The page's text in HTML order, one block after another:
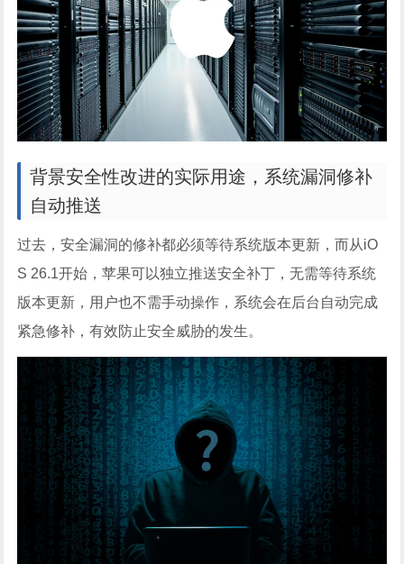
背景安全性改进的实际用途，系统漏洞修补
自动推送
过去，安全漏洞的修补都必须等待系统版本更新，而从iO
S 26.1开始，苹果可以独立推送安全补丁，无需等待系统
版本更新，用户也不需手动操作，系统会在后台自动完成
紧急修补，有效防止安全威胁的发生。